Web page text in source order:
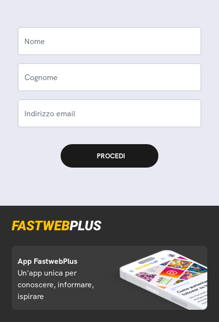
Nome
Cognome
Indirizzo email
App FastwebPlus
Un'app unica per
conoscere, informare,
ispirare